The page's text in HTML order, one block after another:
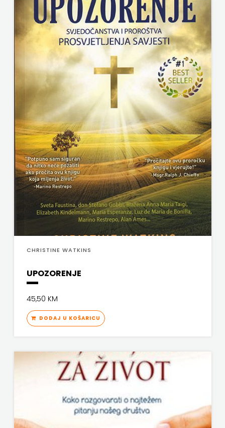
CHRISTINE WATKINS
UPOZORENJE
45,50 KM
DODAJ U KOŠARICU